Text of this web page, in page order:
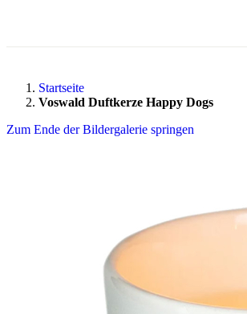
Startseite
Voswald Duftkerze Happy Dogs
Zum Ende der Bildergalerie springen